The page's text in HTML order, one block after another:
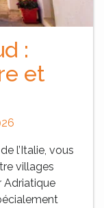
:
et
l’Italie, vous
villages
Adriatique